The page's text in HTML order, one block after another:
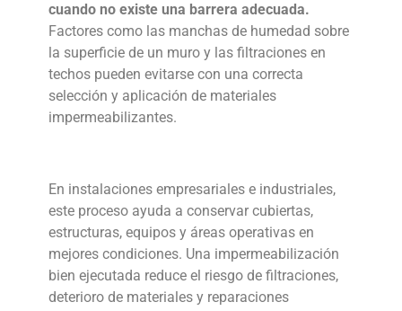
cuando no existe una barrera adecuada.
Factores como las manchas de humedad sobre
la superficie de un muro y las filtraciones en
techos pueden evitarse con una correcta
selección y aplicación de materiales
impermeabilizantes.
En instalaciones empresariales e industriales,
este proceso ayuda a conservar cubiertas,
estructuras, equipos y áreas operativas en
mejores condiciones. Una impermeabilización
bien ejecutada reduce el riesgo de filtraciones,
deterioro de materiales y reparaciones